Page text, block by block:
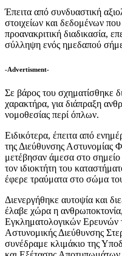
Έπειτα από συνδυαστική
στοιχείων και δεδομένων
προανακριτική διαδικασία,
σύλληψη ενός ημεδαπού
-Advertisment-
Σε βάρος του σχηματίσθηκε
χαρακτήρα, για διάπραξη
νομοθεσίας περί όπλων.
Ειδικότερα, έπειτα από
της Διεύθυνσης Αστυνομίας
μετέβησαν άμεσα στο
τον ιδιοκτήτη του
έφερε τραύματα στο σώμα
Διενεργήθηκε αυτοψία και
έλαβε χώρα η
Εγκληματολογικών Ερευνών
Αστυνομικής Διεύθυνσης
συνέδραμε κλιμάκιο της